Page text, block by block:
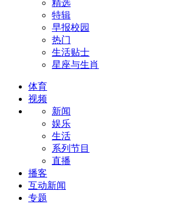
精选
特辑
早报校园
热门
生活贴士
星座与生肖
体育
视频
新闻
娱乐
生活
系列节目
直播
播客
互动新闻
专题